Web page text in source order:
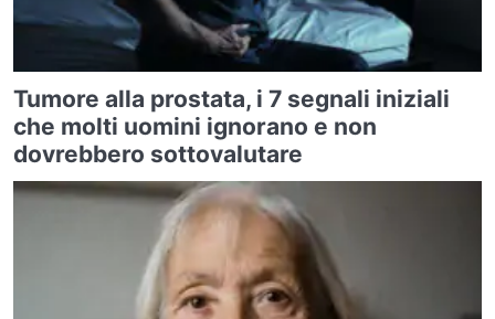
Tumore alla prostata, i 7 segnali iniziali
che molti uomini ignorano e non
dovrebbero sottovalutare